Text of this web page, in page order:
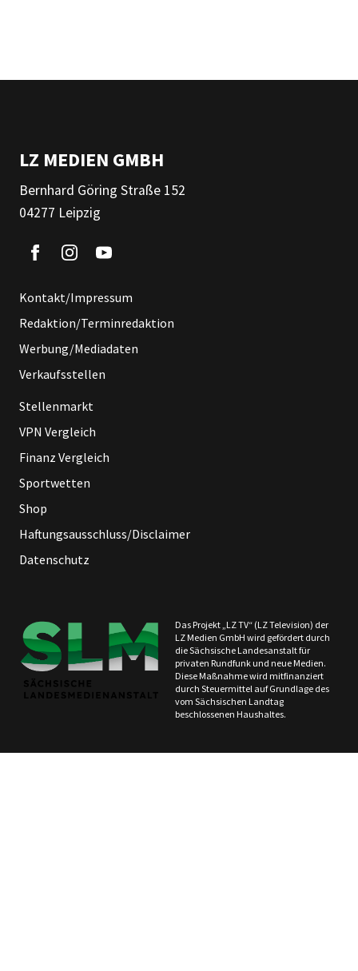
LZ MEDIEN GMBH
Bernhard Göring Straße 152
04277 Leipzig
Kontakt/Impressum
Redaktion/Terminredaktion
Werbung/Mediadaten
Verkaufsstellen
Stellenmarkt
VPN Vergleich
Finanz Vergleich
Sportwetten
Shop
Haftungsausschluss/Disclaimer
Datenschutz
Das Projekt „LZ TV“ (LZ Television) der
LZ Medien GmbH wird gefördert durch
die Sächsische Landesanstalt für
privaten Rundfunk und neue Medien.
Diese Maßnahme wird mitfinanziert
durch Steuermittel auf Grundlage des
vom Sächsischen Landtag
beschlossenen Haushaltes.